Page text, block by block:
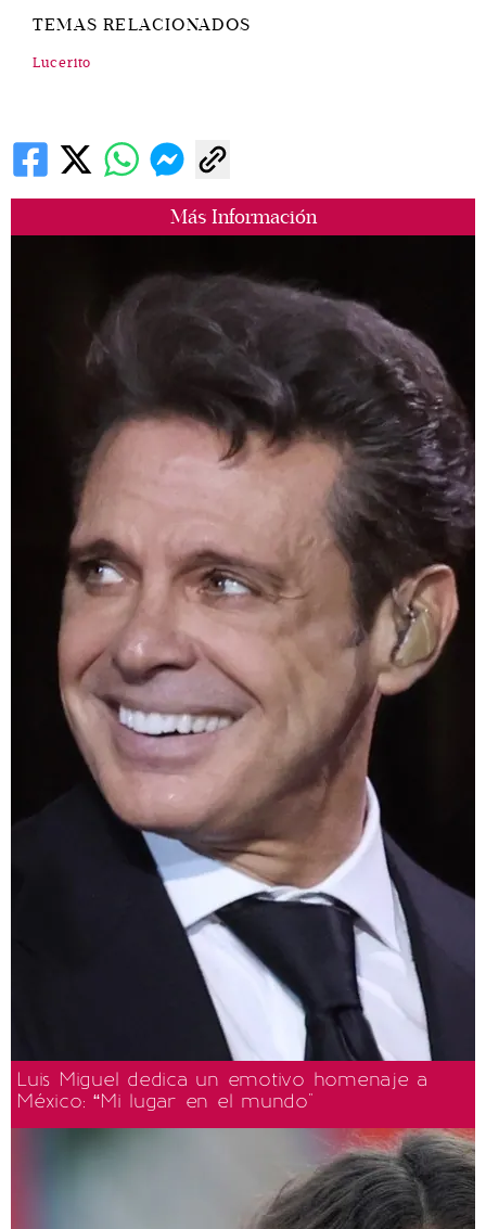
Más Información
Luis Miguel dedica un emotivo homenaje a
México: “Mi lugar en el mundo"
TEMAS RELACIONADOS
Lucerito